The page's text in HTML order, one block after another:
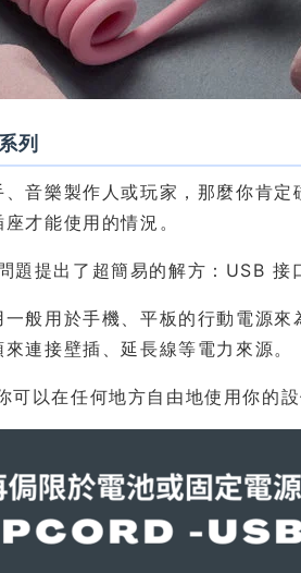
列
音樂製作人或玩家，那麼你肯
才能使用的情況。
提出了超簡易的解方：USB 接
般用於手機、平板的行動電源
連接壁插、延長線等電力來源。
以在任何地方自由地使用你的設